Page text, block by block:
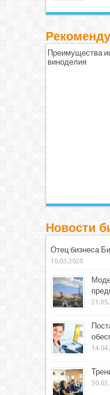
Преимущества
виноделия
Новости
Отец бизнеса
10.03.2020